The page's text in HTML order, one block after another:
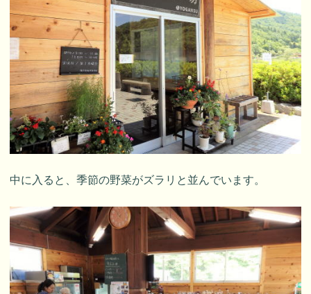
中に入ると、季節の野菜がズラリと並んでいます。